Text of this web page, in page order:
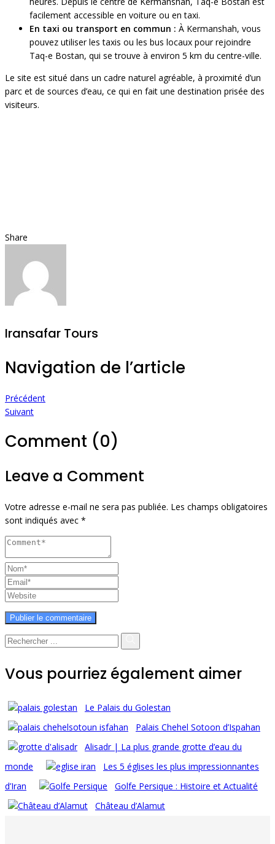
facilement accessible en voiture ou en taxi.
En taxi ou transport en commun : À Kermanshah, vous
pouvez utiliser les taxis ou les bus locaux pour rejoindre
Taq-e Bostan, qui se trouve à environ 5 km du centre-ville.
Le site est situé dans un cadre naturel agréable, à proximité d’un
parc et de sources d’eau, ce qui en fait une destination prisée des
visiteurs.
Share
Iransafar Tours
Navigation de l’article
Précédent
Suivant
Comment (0)
Leave a Comment
Votre adresse e-mail ne sera pas publiée. Les champs obligatoires
sont indiqués avec *
Vous pourriez également aimer
Le Palais du Golestan
Palais Chehel Sotoon d’Ispahan
Alisadr | La plus grande grotte d’eau du
monde
Les 5 églises les plus impressionnantes
d’Iran
Golfe Persique : Histoire et Actualité
Château d’Alamut